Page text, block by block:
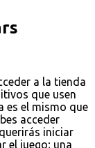
a la tienda
que usen
es el mismo que
acceder
iniciar
el juego; una